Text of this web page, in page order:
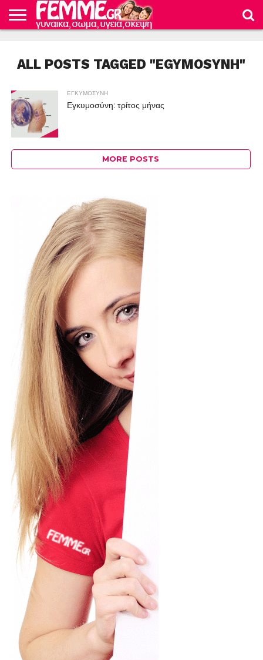
ΚΟΣΜΟΣ
ΔΙΑΤΡΟΦΗ
ΓΥΝΑΙΚΕΣ
ΓΥΝΑΙΚΕΙΟ
ΣΩΜΑ
ΜΩΡΟΥ
ALL POSTS TAGGED "EGYMOSYNH"
ΕΓΚΥΜΟΣΥΝΗ
Εγκυμοσύνη: τρίτος μήνας
MORE POSTS